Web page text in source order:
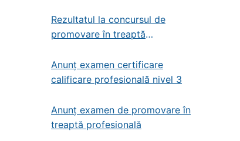
Rezultatul la concursul de
promovare în treaptă
patrimoniu
Anunț examen certificare
calificare profesională nivel 3
Anunț examen de promovare în
treaptă profesională